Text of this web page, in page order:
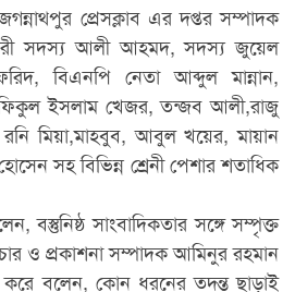
প্রেসক্লাব এর দপ্তর সম্পাদক
সদস্য আলী আহমদ, সদস্য জুয়েল
বিএনপি নেতা আব্দুল মান্নান,
ইসলাম খেজর, তন্জব আলী,রাজু
মিয়া,মাহবুব, আবুল খয়ের, মায়ান
সহ বিভিন্ন শ্রেনী পেশার শতাধিক
বস্তুনিষ্ঠ সাংবাদিকতার সঙ্গে সম্পৃক্ত
ও প্রকাশনা সম্পাদক আমিনুর রহমান
করে বলেন, কোন ধরনের তদন্ত ছাড়াই